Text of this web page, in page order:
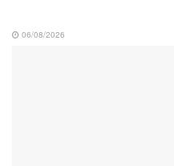
06/08/2026